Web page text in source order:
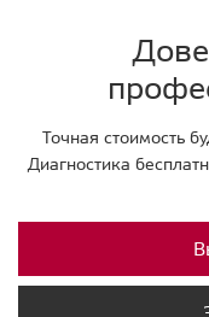
Точная стоимость
Диагностика